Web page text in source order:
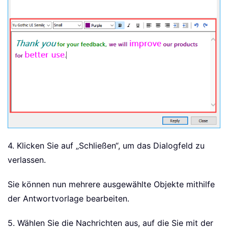
4. Klicken Sie auf „Schließen“, um das Dialogfeld zu
verlassen.
Sie können nun mehrere ausgewählte Objekte mithilfe
der Antwortvorlage bearbeiten.
5. Wählen Sie die Nachrichten aus, auf die Sie mit der